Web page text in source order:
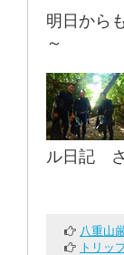
明日から
～
ル日記
八重山
トリッ